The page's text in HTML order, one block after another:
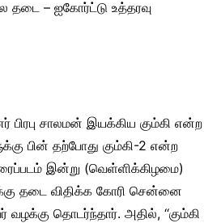
பிரபு சாலமன் இயக்கிய கும்கி என்ற
பின் தற்போது கும்கி-2 என்ற
இன்று (வெள்ளிக்கிழமை)
தடை விதிக்க கோரி சென்னை
தொடர்ந்தார். அதில், ‘‘கும்கி